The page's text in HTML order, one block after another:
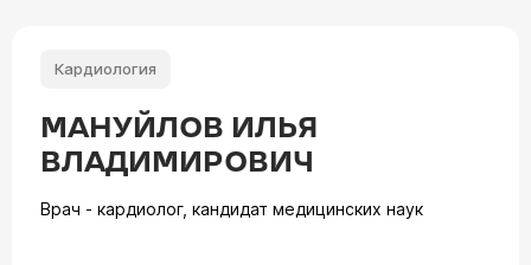
Кардиология
МАНУЙЛОВ ИЛЬЯ
ВЛАДИМИРОВИЧ
Врач - кардиолог, кандидат медицинских наук